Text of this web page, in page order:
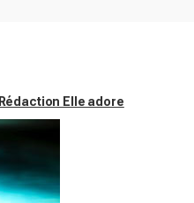
Rédaction Elle adore